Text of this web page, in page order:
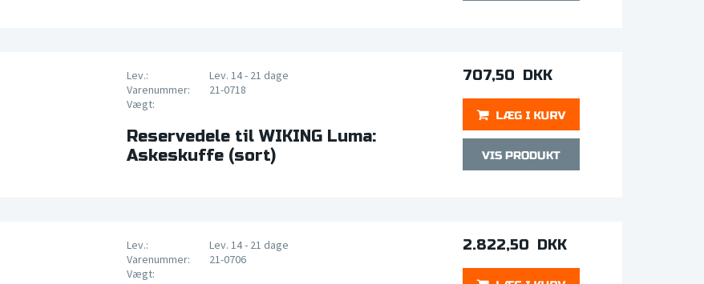
Lev.:
Lev. 14 - 21 dage
Varenummer:
21-0718
Vægt:
Reservedele til WIKING Luma:
Askeskuffe (sort)
707,50 DKK
Lev.:
Lev. 14 - 21 dage
Varenummer:
21-0706
Vægt:
2.822,50 DKK